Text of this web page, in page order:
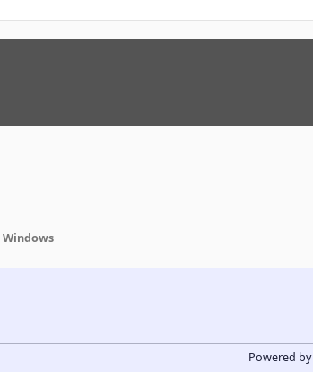
Windows
Powered by